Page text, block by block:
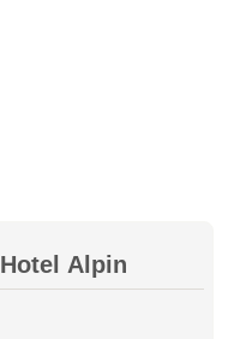
Hotel Alpin